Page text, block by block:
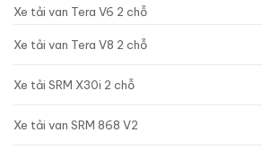
Xe tải van Tera V6 2 chỗ
Xe tải van Tera V8 2 chỗ
Xe tải SRM X30i 2 chỗ
Xe tải van SRM 868 V2